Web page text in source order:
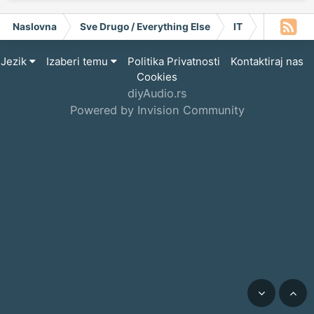
Naslovna Sve Drugo / Everything Else IT
Jezik Izaberi temu Politika Privatnosti
Kontaktiraj nas
Cookies
diyAudio.rs
Powered by Invision Community